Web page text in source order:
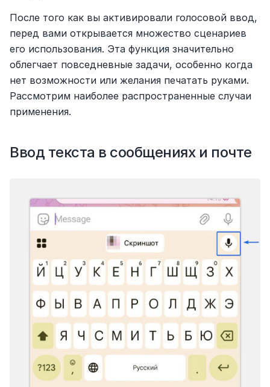
После того как вы активировали голосовой ввод,
перед вами открывается множество сценариев
его использования. Эта функция значительно
облегчает повседневные задачи, особенно когда
нет возможности или желания печатать руками.
Рассмотрим наиболее распространенные случаи
применения.
Ввод текста в сообщениях и почте